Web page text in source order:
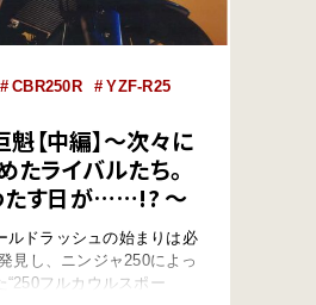
CBR250R
YZF-R25
【中編】～次々に
たライバルたち。
たす日が……!? ～
ルドラッシュの始まりは必
見し、ニンジャ250によっ
フルカウルスポー